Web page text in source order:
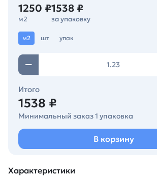
1250 ₽
м2
1538 ₽
за упаковку
м2 шт упак
Итого
1538 ₽
Минимальный заказ 1 упаковка
В корзину
Характеристики